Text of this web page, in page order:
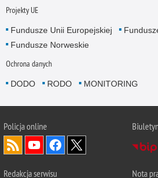
Projekty UE
Fundusze Unii Europejskiej
Fundusze Norweskie
Ochrona danych
DODO RODO MONITORING
Policjaonline
Redakcja serwisu Nota